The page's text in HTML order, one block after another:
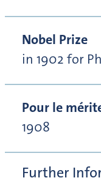
Nobel Prize
in 1902 for
Pour le
1908
Further